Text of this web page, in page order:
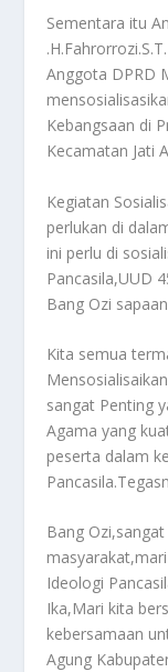
Sementara itu
Anggota DPRD
Kebangsaan di
Kecamatan Jati
Kegiatan
perlukan di
ini perlu di
Pancasila,UUD
Bang Ozi
Kita semua
sangat Penting
Agama yang
peserta dalam
Bang
Ideologi
Ika,Mari kita
kebersamaan
Agung